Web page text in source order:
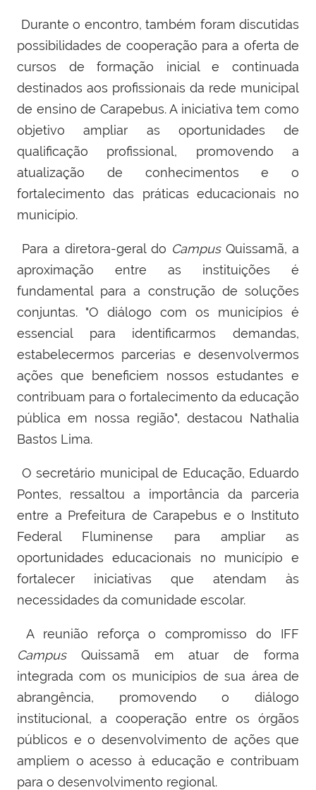
Durante o encontro, também foram discutidas
possibilidades de cooperação para a oferta de
cursos de formação inicial e continuada
destinados aos profissionais da rede municipal
de ensino de Carapebus. A iniciativa tem como
objetivo ampliar as oportunidades de
qualificação profissional, promovendo a
atualização de conhecimentos e o
fortalecimento das práticas educacionais no
município.
Para a diretora-geral do CampusQuissamã, a
aproximação entre as instituições é
fundamental para a construção de soluções
conjuntas. "O diálogo com os municípios é
essencial para identificarmos demandas,
estabelecermos parcerias e desenvolvermos
ações que beneficiem nossos estudantes e
contribuam para o fortalecimento da educação
pública em nossa região", destacou Nathalia
Bastos Lima.
O secretário municipal de Educação, Eduardo
Pontes, ressaltou a importância da parceria
entre a Prefeitura de Carapebus e o Instituto
Federal Fluminense para ampliar as
oportunidades educacionais no município e
fortalecer iniciativas que atendam às
necessidades da comunidade escolar.
A reunião reforça o compromisso do IFF
CampusQuissamã em atuar de forma
integrada com os municípios de sua área de
abrangência, promovendo o diálogo
institucional, a cooperação entre os órgãos
públicos e o desenvolvimento de ações que
ampliem o acesso à educação e contribuam
para o desenvolvimento regional.